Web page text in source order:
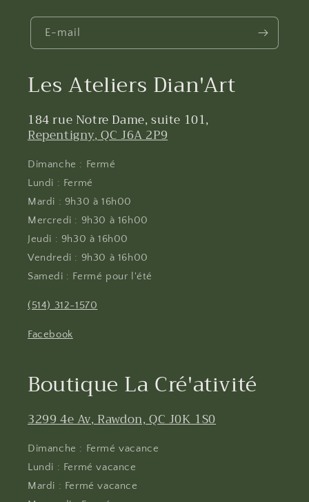
E-mail
Les Ateliers Dian'Art
184 rue Notre Dame, suite 101,
Repentigny, QC J6A 2P9
Dimanche : Fermé
Lundi : Fermé
Mardi : 9h30 à 16h00
Mercredi : 9h30 à 16h00
Jeudi : 9h30 à 16h00
Vendredi : 9h30 à 16h00
Samedi : Fermé pour l'été
(514) 312-1570
Facebook
Boutique La Cré'ativité
3299 4e Av, Rawdon, QC J0K 1S0
Dimanche : Fermé vacance
Lundi : Fermé vacance
Mardi : Fermé vacance